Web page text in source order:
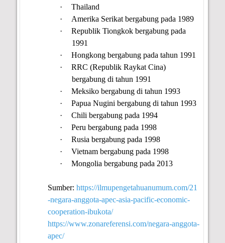
·
Thailand
·
Amerika Serikat bergabung pada 1989
·
Republik Tiongkok bergabung pada
1991
·
Hongkong bergabung pada tahun 1991
·
RRC (Republik Raykat Cina)
bergabung di tahun 1991
·
Meksiko bergabung di tahun 1993
·
Papua Nugini bergabung di tahun 1993
·
Chili bergabung pada 1994
·
Peru bergabung pada 1998
·
Rusia bergabung pada 1998
·
Vietnam bergabung pada 1998
·
Mongolia bergabung pada 2013
Sumber:https://ilmupengetahuanumum.com/21
-negara-anggota-apec-asia-pacific-economic-
cooperation-ibukota/
https://www.zonareferensi.com/negara-anggota-
apec/